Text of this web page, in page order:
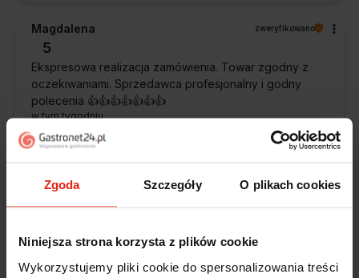
Zgoda Szczegóły O plikach cookies
Niniejsza strona korzysta z plików cookie
Wykorzystujemy pliki cookie do spersonalizowania treści
Magdalena zweryfikowano
5
Ekspresowa realizacja zamówienia. Towar zgodny z
oczekiwaniami. Sprzedawca profesjonalny i godny
polecenia 👍️👍️👍️👍️👍️👍️👍️
w tym tygodniu
5
Ekspresowa dostawa, super. Obsługa bardzo pomocna,
terminy realizacji. 👍️
w tym tygodniu